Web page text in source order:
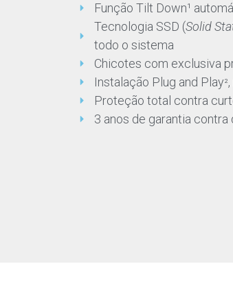
Função Tilt Down¹
Tecnologia SSD (Solid
todo o sistema
Chicotes com exclusiva
Instalação Plug and Play²
Proteção total contra
3 anos de garantia